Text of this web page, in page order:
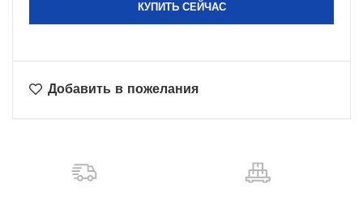
КУПИТЬ СЕЙЧАС
Добавить в пожелания